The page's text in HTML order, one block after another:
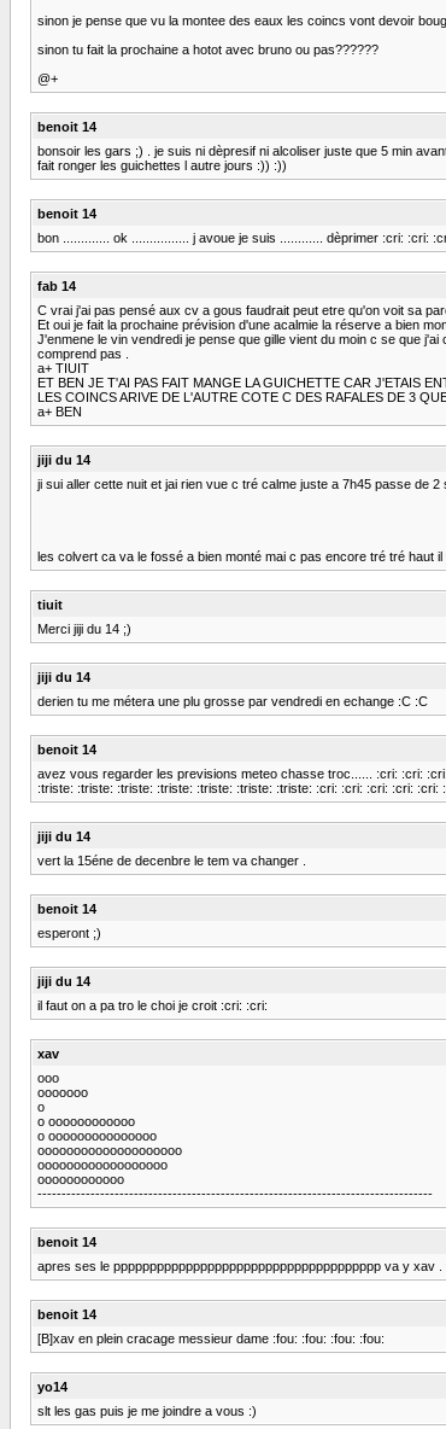
sinon je pense que vu la montee des eaux les coincs vont devoir
sinon tu fait la prochaine a hotot avec bruno ou pas??????
@+
benoit 14
bonsoir les gars ;) . je suis ni dèpresif ni alcoliser juste que 5 min
fait ronger les guichettes l autre jours :)) :))
benoit 14
bon ............. ok ................ j avoue je suis ............ dèprimer :cri: :cri:
fab 14
C vrai j'ai pas pensé aux cv a gous faudrait peut etre qu'on voit sa
Et oui je fait la prochaine prévision d'une acalmie la réserve a bien
J'enmene le vin vendredi je pense que gille vient du moin c se que
comprend pas .
a+ TIUIT
ET BEN JE T'AI PAS FAIT MANGE LA GUICHETTE CAR J'ETAIS
LES COINCS ARIVE DE L'AUTRE COTE C DES RAFALES DE 3
a+ BEN
jiji du 14
ji sui aller cette nuit et jai rien vue c tré calme juste a 7h45 passe de 2
les colvert ca va le fossé a bien monté mai c pas encore tré tré haut
tiuit
Merci jiji du 14 ;)
jiji du 14
derien tu me métera une plu grosse par vendredi en echange :C :C
benoit 14
avez vous regarder les previsions meteo chasse troc...... :cri: :cri:
:triste: :triste: :triste: :triste: :triste: :triste: :triste: :cri: :cri: :cri: :cri:
jiji du 14
vert la 15éne de decenbre le tem va changer .
benoit 14
esperont ;)
jiji du 14
il faut on a pa tro le choi je croit :cri: :cri:
xav
ooo
ooooooo
o
o oooooooooooo
o ooooooooooooooo
oooooooooooooooooooo
oooooooooooooooooo
oooooooooooo
----------------------------------------------------------------------------------
benoit 14
apres ses le ppppppppppppppppppppppppppppppppppppp va y
benoit 14
[B]xav en plein cracage messieur dame :fou: :fou: :fou: :fou:
yo14
slt les gas puis je me joindre a vous :)